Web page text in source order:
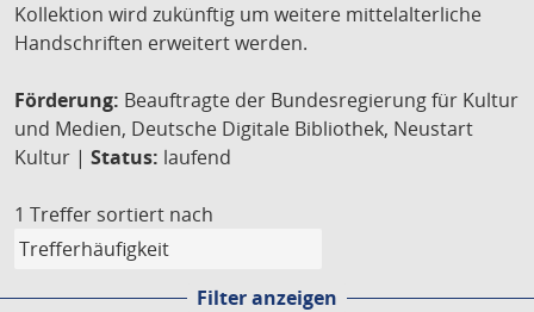
Kollektion wird zukünftig um weitere mittelalterliche
Handschriften erweitert werden.
Förderung: Beauftragte der Bundesregierung für Kultur
und Medien, Deutsche Digitale Bibliothek, Neustart
Kultur | Status: laufend
1 Treffer sortiert nach
Filter anzeigen